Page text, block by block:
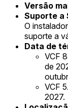
Versão
Suporte a
O
suporte a
Data de
VCF
de
VCF
2027.